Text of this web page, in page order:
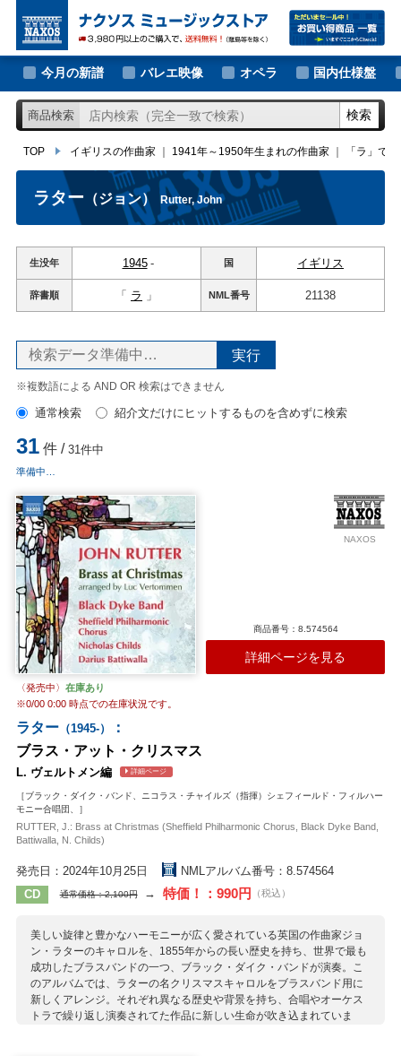
大作曲家の新譜
著名作曲家の新譜
マイナー作曲家の新譜
月別新譜一覧
今月の新譜 バレエ映像 オペラ 国内仕様盤
商品検索 検索
TOP イギリスの作曲家 1941年～1950年生まれの作曲家 「ラ」で
TOP イギリスの作曲家｜1941年～1950年生まれの作曲家｜「ラ」では
ラター （ジョン） Rutter, John
生没年 1945 - 国 イギリス
辞書順 「 ラ 」 NML番号 21138
※複数語による AND OR 検索はできません
通常検索 紹介文だけにヒットするものを含めずに検索
31件 / 31件中
準備中…
NAXOS
商品番号：8.574564
詳細ページを見る
〈発売中〉 在庫あり
※0/00 0:00時点での在庫状況です。
ラター（1945-）
：
ブラス・アット・クリスマス
L. ヴェルトメン編 詳細ページ
［ブラック・ダイク・バンド、ニコラス・チャイルズ（指揮）シェフィールド・フィルハー
モニー合唱団、］
RUTTER, J.: Brass at Christmas (Sheffield Philharmonic Chorus, Black Dyke Band,
Battiwalla, N. Childs)
発売日：2024年10月25日
NMLアルバム番号：8.574564
CD
通常価格：2,100円 → 特価！：990円 （税込）
美しい旋律と豊かなハーモニーが広く愛されている英国の作曲家ジョ
ン・ラターのキャロルを、1855年からの長い歴史を持ち、世界で最も
成功したブラスバンドの一つ、ブラック・ダイク・バンドが演奏。こ
のアルバムでは、ラターの名クリスマスキャロルをブラスバンド用に
新しくアレンジ。それぞれ異なる歴史や背景を持ち、合唱やオーケス
トラで繰り返し演奏されてた作品に新しい生命が吹き込まれていま